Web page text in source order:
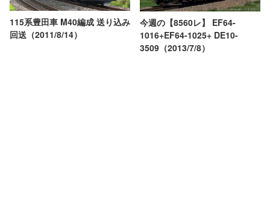
115系豊田車 M40編成 送り込み
回送（2011/8/14）
今週の【8560レ】 EF64-
1016+EF64-1025+ DE10-
3509（2013/7/8）